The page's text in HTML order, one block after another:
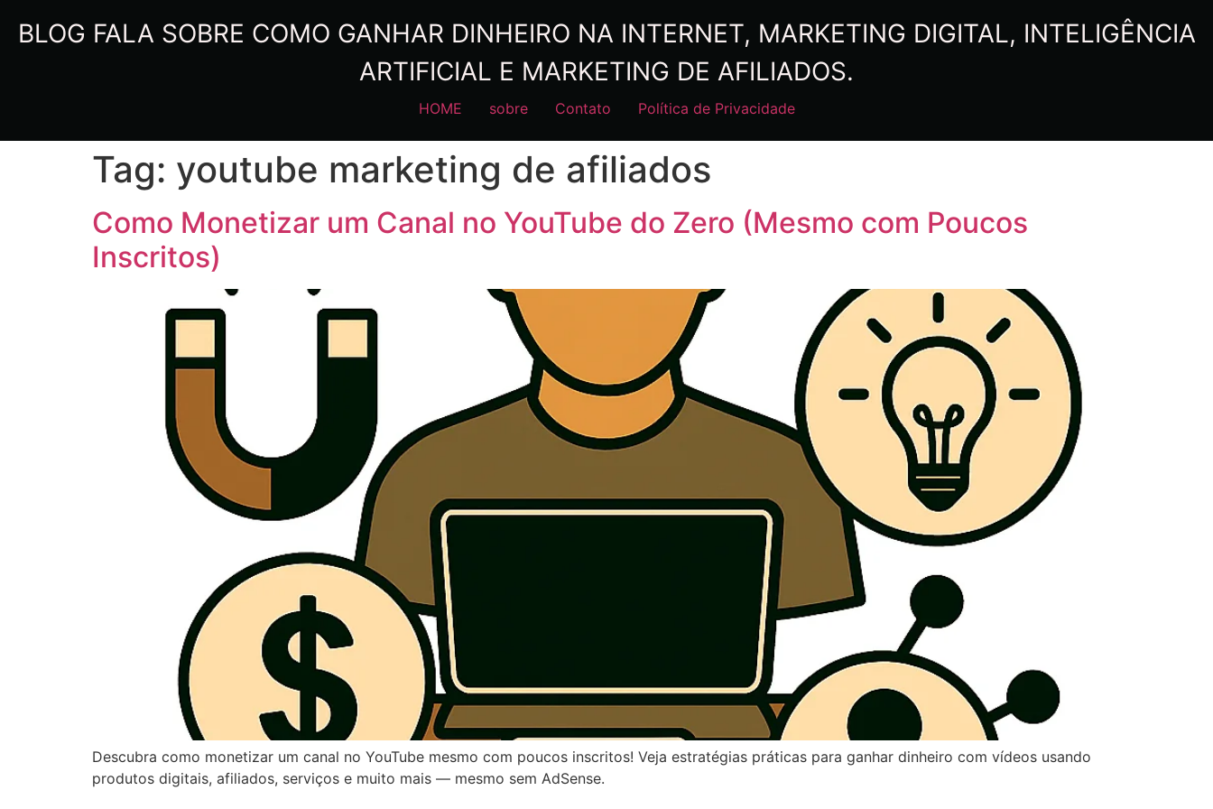
BLOG FALA SOBRE COMO GANHAR DINHEIRO NA INTERNET, MARKETING DIGITAL, INTELIGÊNCIA
ARTIFICIAL E MARKETING DE AFILIADOS.
HOME sobre Contato Política de Privacidade
Tag: youtube marketing de afiliados
Como Monetizar um Canal no YouTube do Zero (Mesmo com Poucos
Inscritos)
Descubra como monetizar um canal no YouTube mesmo com poucos inscritos! Veja estratégias práticas para ganhar dinheiro com vídeos usando
produtos digitais, afiliados, serviços e muito mais — mesmo sem AdSense.